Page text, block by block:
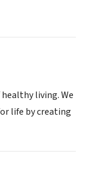
living. We
life by creating